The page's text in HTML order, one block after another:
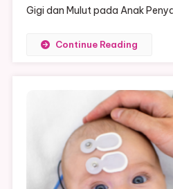
Gigi dan Mulut pada Anak
Continue Reading